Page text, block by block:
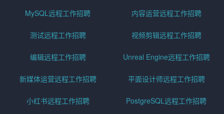
MySQL远程工作招聘 内容运营远程工作招聘
测试远程工作招聘 视频剪辑远程工作招聘
编辑远程工作招聘 Unreal Engine远程工作招聘
新媒体运营远程工作招聘 平面设计师远程工作招聘
小红书远程工作招聘 PostgreSQL远程工作招聘